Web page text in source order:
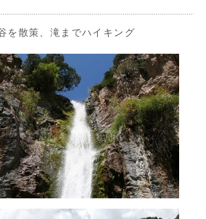
を散策、滝までハイキング